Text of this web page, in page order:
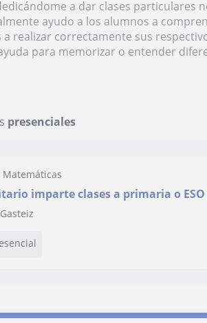
a dar clases particulares
ayudo a los alumnos a
a realizar correctamente sus
para memorizar o entender
presenciales
Matemáticas
imparte clases a primaria o